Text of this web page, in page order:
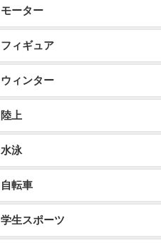
モーター
フィギュア
ウィンター
陸上
水泳
自転車
学生スポーツ